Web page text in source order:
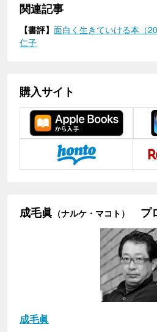
関連記事
【書評】 面白く生きていける本（
仁子
購入サイト
成毛眞 （ナルケ・マコト） プ
成毛眞